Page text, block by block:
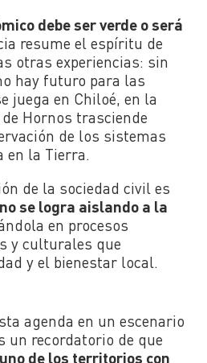
debe ser verde o será
resume el espíritu de
otras experiencias: sin
hay futuro para las
juega en Chiloé, en la
Hornos trasciende
de los sistemas
en la Tierra.
de la sociedad civil es
se logra aislando a la
en procesos
y culturales que
y el bienestar local.
agenda en un escenario
un recordatorio de que
de los territorios con